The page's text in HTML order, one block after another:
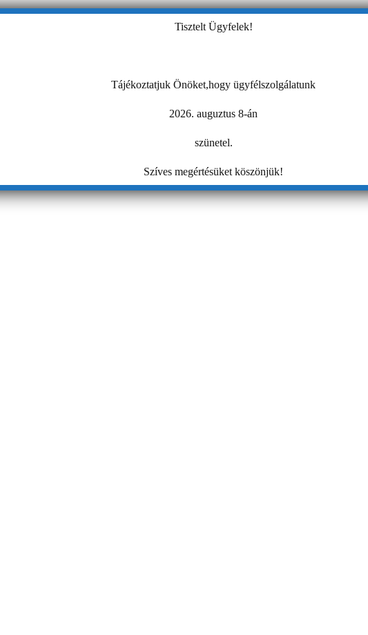
Tisztelt Ügyfelek!
Tájékoztatjuk Önöket,hogy ügyfélszolgálatunk
2026. auguztus 8-án
szünetel.
Szíves megértésüket köszönjük!